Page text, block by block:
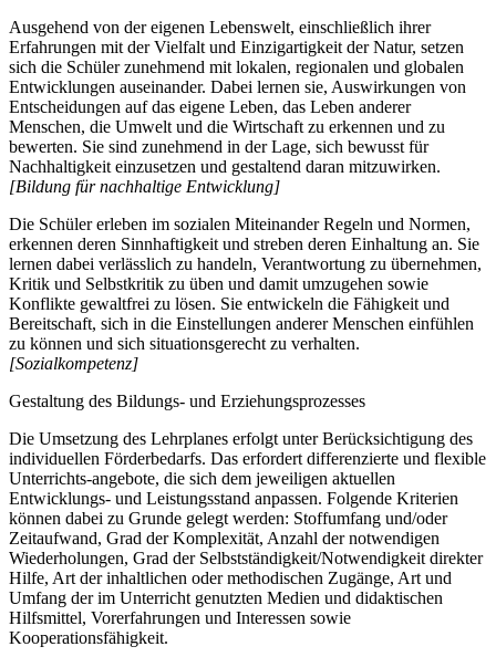
Ausgehend von der eigenen Lebenswelt, einschließlich ihrer
Erfahrungen mit der Vielfalt und Einzigartigkeit der Natur, setzen
sich die Schüler zunehmend mit lokalen, regionalen und globalen
Entwicklungen auseinander. Dabei lernen sie, Auswirkungen von
Entscheidungen auf das eigene Leben, das Leben anderer
Menschen, die Umwelt und die Wirtschaft zu erkennen und zu
bewerten. Sie sind zunehmend in der Lage, sich bewusst für
Nachhaltigkeit einzusetzen und gestaltend daran mitzuwirken.
[Bildung für nachhaltige Entwicklung]
Die Schüler erleben im sozialen Miteinander Regeln und Normen,
erkennen deren Sinnhaftigkeit und streben deren Einhaltung an. Sie
lernen dabei verlässlich zu handeln, Verantwortung zu übernehmen,
Kritik und Selbstkritik zu üben und damit umzugehen sowie
Konflikte gewaltfrei zu lösen. Sie entwickeln die Fähigkeit und
Bereitschaft, sich in die Einstellungen anderer Menschen einfühlen
zu können und sich situationsgerecht zu verhalten.
[Sozialkompetenz]
Gestaltung des Bildungs- und Erziehungsprozesses
Die Umsetzung des Lehrplanes erfolgt unter Berücksichtigung des
individuellen Förderbedarfs. Das erfordert differenzierte und flexible
Unterrichts-angebote, die sich dem jeweiligen aktuellen
Entwicklungs- und Leistungsstand anpassen. Folgende Kriterien
können dabei zu Grunde gelegt werden: Stoffumfang und/oder
Zeitaufwand, Grad der Komplexität, Anzahl der notwendigen
Wiederholungen, Grad der Selbstständigkeit/Notwendigkeit direkter
Hilfe, Art der inhaltlichen oder methodischen Zugänge, Art und
Umfang der im Unterricht genutzten Medien und didaktischen
Hilfsmittel, Vorerfahrungen und Interessen sowie
Kooperationsfähigkeit.